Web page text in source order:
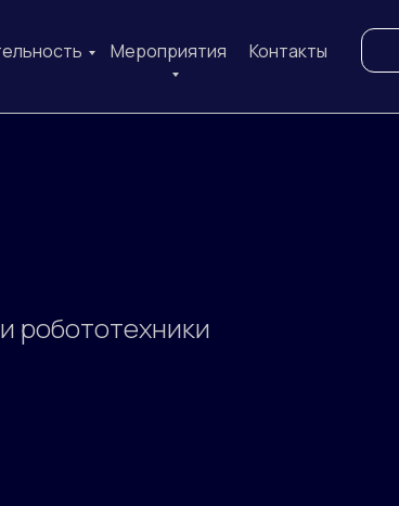
Контакты
Мероприятия
робототехники